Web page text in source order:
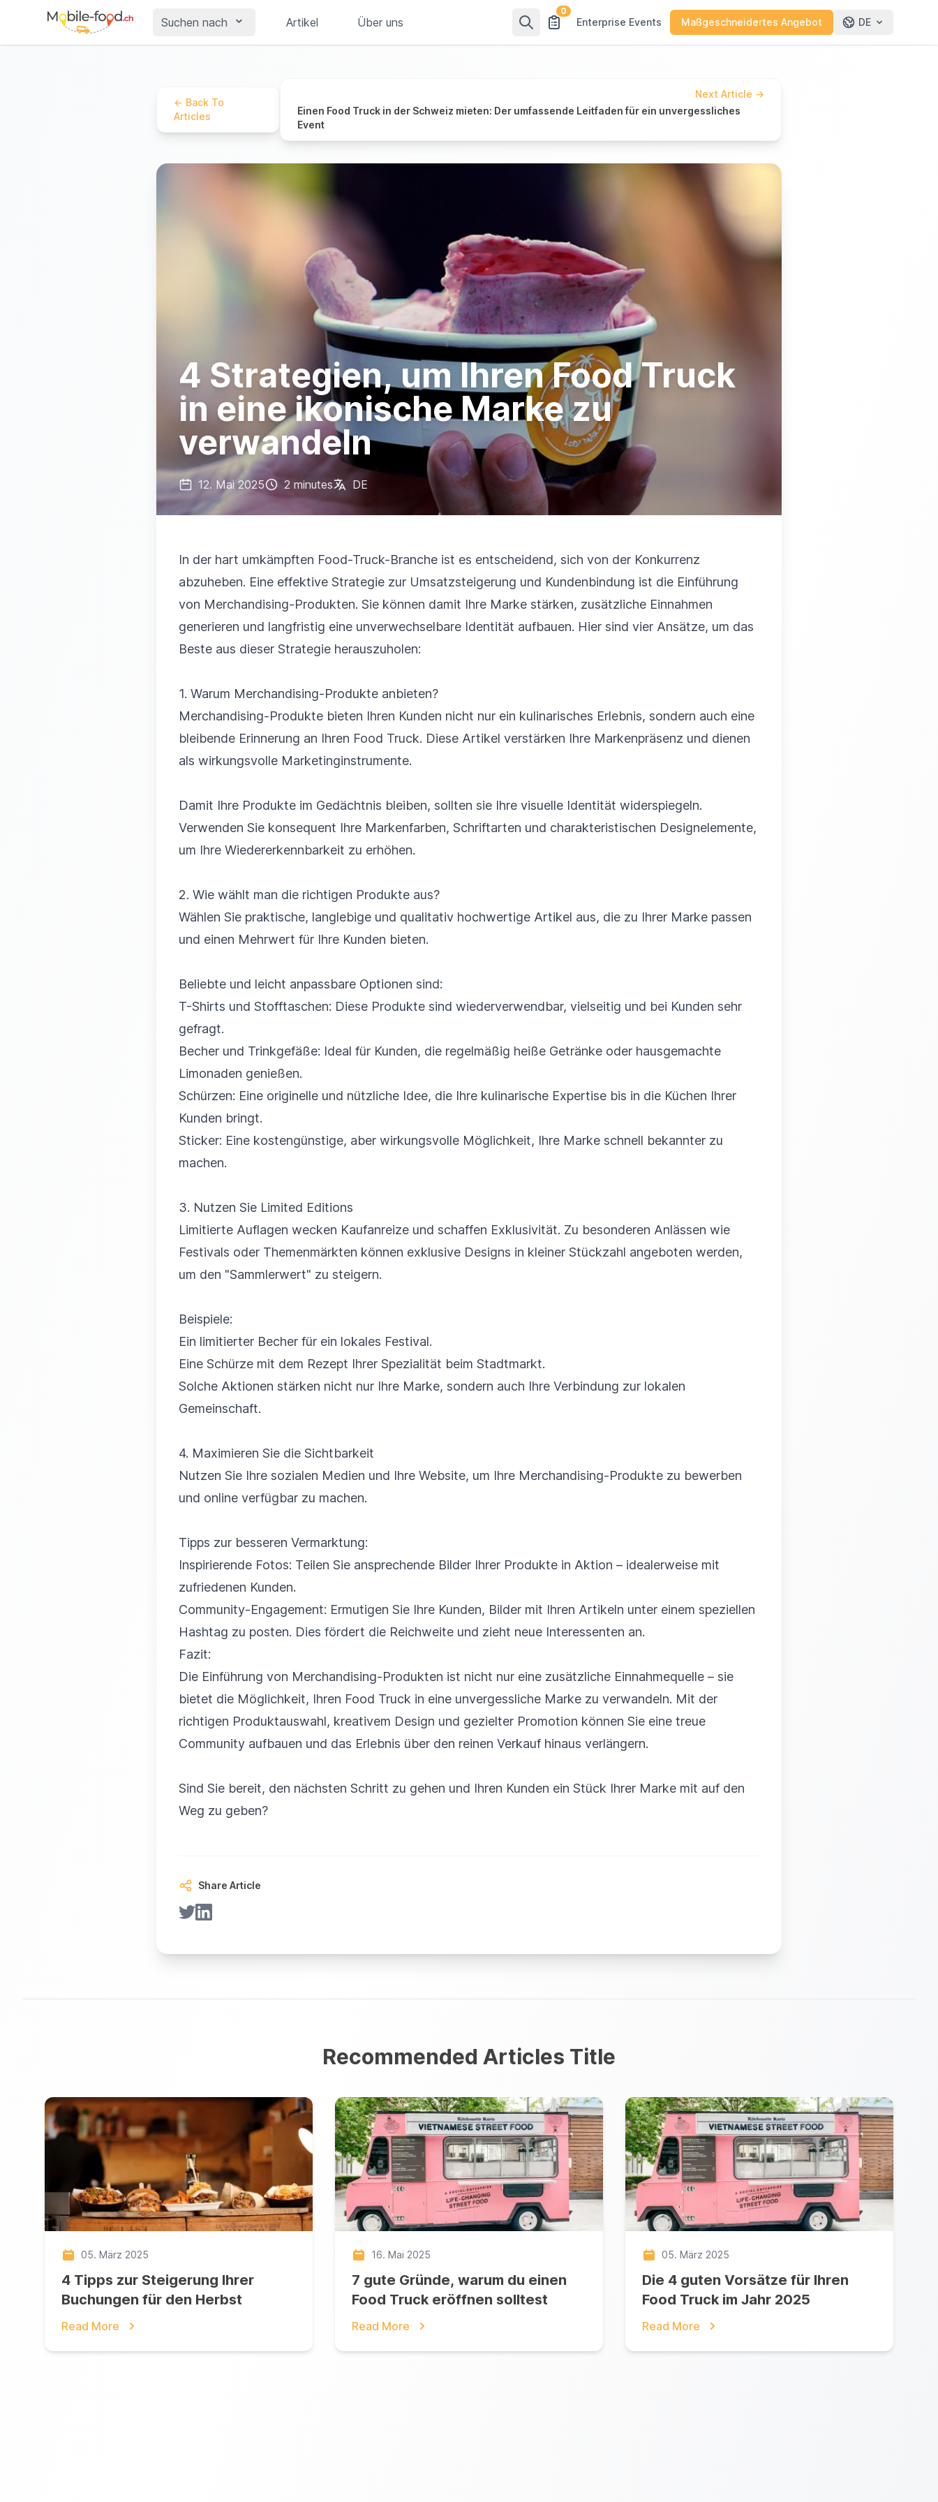
Suchen nach Artikel Über uns
0
Enterprise Events Maßgeschneidertes Angebot DE
← Back To
Articles
Next Article →
Einen Food Truck in der Schweiz mieten: Der umfassende Leitfaden für ein unvergessliches
Event
4 Strategien, um Ihren Food Truck
in eine ikonische Marke zu
verwandeln
12. Mai 2025 2 minutes DE
In der hart umkämpften Food-Truck-Branche ist es entscheidend, sich von der Konkurrenz
abzuheben. Eine effektive Strategie zur Umsatzsteigerung und Kundenbindung ist die Einführung
von Merchandising-Produkten. Sie können damit Ihre Marke stärken, zusätzliche Einnahmen
generieren und langfristig eine unverwechselbare Identität aufbauen. Hier sind vier Ansätze, um das
Beste aus dieser Strategie herauszuholen:
1. Warum Merchandising-Produkte anbieten?
Merchandising-Produkte bieten Ihren Kunden nicht nur ein kulinarisches Erlebnis, sondern auch eine
bleibende Erinnerung an Ihren Food Truck. Diese Artikel verstärken Ihre Markenpräsenz und dienen
als wirkungsvolle Marketinginstrumente.
Damit Ihre Produkte im Gedächtnis bleiben, sollten sie Ihre visuelle Identität widerspiegeln.
Verwenden Sie konsequent Ihre Markenfarben, Schriftarten und charakteristischen Designelemente,
um Ihre Wiedererkennbarkeit zu erhöhen.
2. Wie wählt man die richtigen Produkte aus?
Wählen Sie praktische, langlebige und qualitativ hochwertige Artikel aus, die zu Ihrer Marke passen
und einen Mehrwert für Ihre Kunden bieten.
Beliebte und leicht anpassbare Optionen sind:
T-Shirts und Stofftaschen: Diese Produkte sind wiederverwendbar, vielseitig und bei Kunden sehr
gefragt.
Becher und Trinkgefäße: Ideal für Kunden, die regelmäßig heiße Getränke oder hausgemachte
Limonaden genießen.
Schürzen: Eine originelle und nützliche Idee, die Ihre kulinarische Expertise bis in die Küchen Ihrer
Kunden bringt.
Sticker: Eine kostengünstige, aber wirkungsvolle Möglichkeit, Ihre Marke schnell bekannter zu
machen.
3. Nutzen Sie Limited Editions
Limitierte Auflagen wecken Kaufanreize und schaffen Exklusivität. Zu besonderen Anlässen wie
Festivals oder Themenmärkten können exklusive Designs in kleiner Stückzahl angeboten werden,
um den "Sammlerwert" zu steigern.
Beispiele:
Ein limitierter Becher für ein lokales Festival.
Eine Schürze mit dem Rezept Ihrer Spezialität beim Stadtmarkt.
Solche Aktionen stärken nicht nur Ihre Marke, sondern auch Ihre Verbindung zur lokalen
Gemeinschaft.
4. Maximieren Sie die Sichtbarkeit
Nutzen Sie Ihre sozialen Medien und Ihre Website, um Ihre Merchandising-Produkte zu bewerben
und online verfügbar zu machen.
Tipps zur besseren Vermarktung:
Inspirierende Fotos: Teilen Sie ansprechende Bilder Ihrer Produkte in Aktion – idealerweise mit
zufriedenen Kunden.
Community-Engagement: Ermutigen Sie Ihre Kunden, Bilder mit Ihren Artikeln unter einem speziellen
Hashtag zu posten. Dies fördert die Reichweite und zieht neue Interessenten an.
Fazit:
Die Einführung von Merchandising-Produkten ist nicht nur eine zusätzliche Einnahmequelle – sie
bietet die Möglichkeit, Ihren Food Truck in eine unvergessliche Marke zu verwandeln. Mit der
richtigen Produktauswahl, kreativem Design und gezielter Promotion können Sie eine treue
Community aufbauen und das Erlebnis über den reinen Verkauf hinaus verlängern.
Sind Sie bereit, den nächsten Schritt zu gehen und Ihren Kunden ein Stück Ihrer Marke mit auf den
Weg zu geben?
Share Article
Recommended Articles Title
05. März 2025
4 Tipps zur Steigerung Ihrer
Buchungen für den Herbst
Read More
16. Mai 2025
7 gute Gründe, warum du einen
Food Truck eröffnen solltest
Read More
05. März 2025
Die 4 guten Vorsätze für Ihren
Food Truck im Jahr 2025
Read More